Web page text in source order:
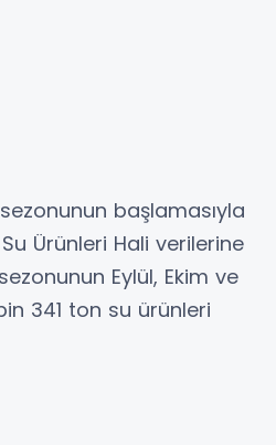
başlamasıyla
Ürünleri Hali verilerine
Eylül, Ekim ve
341 ton su ürünleri